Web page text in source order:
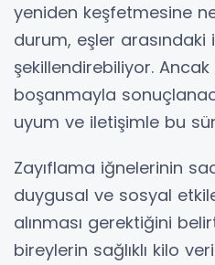
yeniden keşfetmesine
durum, eşler arasındaki
şekillendirebiliyor.
boşanmayla
uyum ve iletişimle bu
Zayıflama iğnelerinin
duygusal ve sosyal
alınması gerektiğini
bireylerin sağlıklı kilo